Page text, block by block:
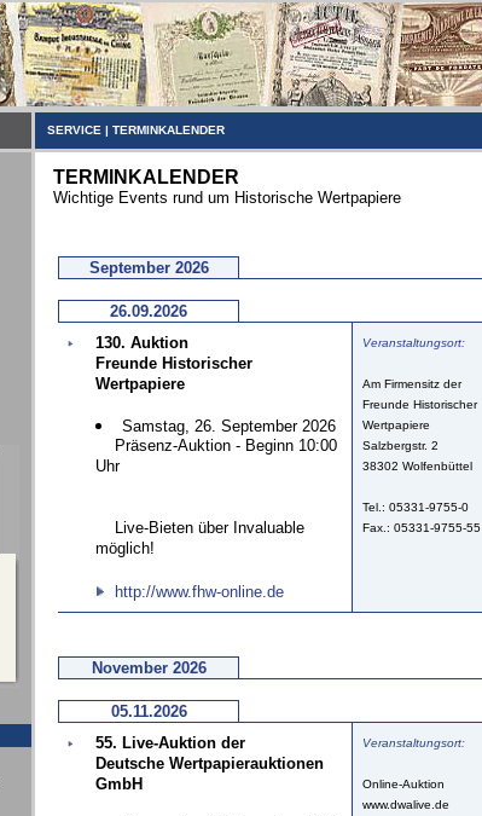
SERVICE | TERMINKALENDER
TERMINKALENDER
Wichtige Events rund um Historische Wertpapiere
September 2026
26.09.2026
130. Auktion
Freunde Historischer
Wertpapiere
Samstag, 26. September 2026
Präsenz-Auktion - Beginn 10:00
Uhr
Live-Bieten über Invaluable
möglich!
http://www.fhw-online.de
Veranstaltungsort:
Am Firmensitz der
Freunde Historischer
Wertpapiere
Salzbergstr. 2
38302 Wolfenbüttel
Tel.: 05331-9755-0
Fax.: 05331-9755-55
November 2026
05.11.2026
55. Live-Auktion der
Deutsche Wertpapierauktionen
GmbH
Veranstaltungsort:
Online-Auktion
www.dwalive.de